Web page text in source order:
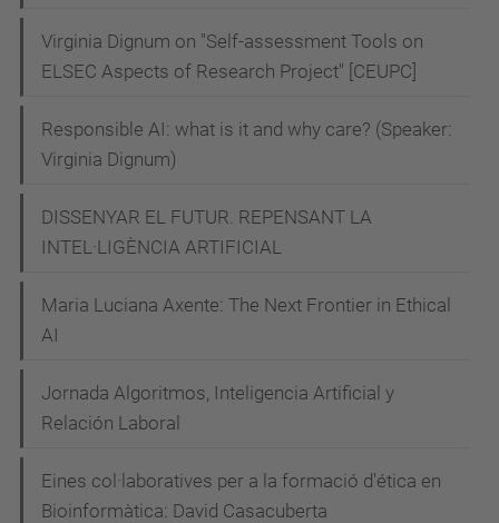
Virginia Dignum on "Self-assessment Tools on
ELSEC Aspects of Research Project" [CEUPC]
Responsible AI: what is it and why care? (Speaker:
Virginia Dignum)
DISSENYAR EL FUTUR. REPENSANT LA
INTEL·LIGÈNCIA ARTIFICIAL
Maria Luciana Axente: The Next Frontier in Ethical
AI
Jornada Algoritmos, Inteligencia Artificial y
Relación Laboral
Eines col·laboratives per a la formació d'ética en
Bioinformàtica: David Casacuberta